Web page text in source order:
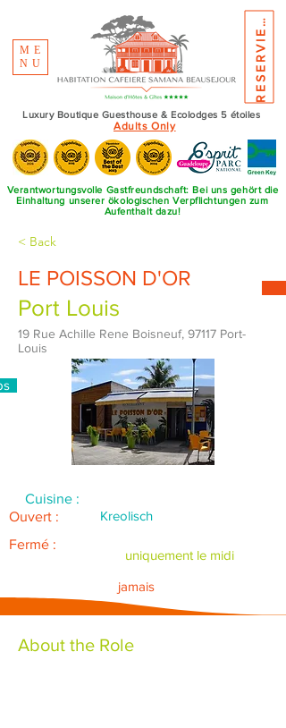
ME
NU
Luxury Boutique Guesthouse & Ecolodges 5 étoiles
Adults Only
R
E
S
E
R
V
I
E
R
E
N
Verantwortungsvolle Gastfreundschaft: Bei uns gehört die
Einhaltung unserer ökologischen Verpflichtungen zum
Aufenthalt dazu!
< Back
LE POISSON D'OR
Port Louis
19 Rue Achille Rene Boisneuf, 97117 Port-
Louis
Cuisine :
Kreolisch
Ouvert :
uniquement le midi
Fermé :
jamais
About the Role